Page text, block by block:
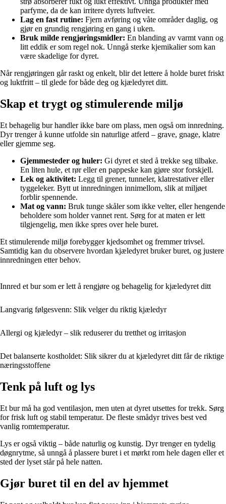
parfyme, da de kan irritere dyrets luftveier.
Lag en fast rutine: Fjern avføring og våte områder daglig, og
gjør en grundig rengjøring en gang i uken.
Bruk milde rengjøringsmidler: En blanding av varmt vann og
litt eddik er som regel nok. Unngå sterke kjemikalier som kan
være skadelige for dyret.
Når rengjøringen går raskt og enkelt, blir det lettere å holde buret friskt
og luktfritt – til glede for både deg og kjæledyret ditt.
Skap et trygt og stimulerende miljø
Et behagelig bur handler ikke bare om plass, men også om innredning.
Dyr trenger å kunne utfolde sin naturlige atferd – grave, gnage, klatre
eller gjemme seg.
Gjemmesteder og huler: Gi dyret et sted å trekke seg tilbake.
En liten hule, et rør eller en pappeske kan gjøre stor forskjell.
Lek og aktivitet: Legg til grener, tunneler, klatrestativer eller
tyggeleker. Bytt ut innredningen innimellom, slik at miljøet
forblir spennende.
Mat og vann: Bruk tunge skåler som ikke velter, eller hengende
beholdere som holder vannet rent. Sørg for at maten er lett
tilgjengelig, men ikke spres over hele buret.
Et stimulerende miljø forebygger kjedsomhet og fremmer trivsel.
Samtidig kan du observere hvordan kjæledyret bruker buret, og justere
innredningen etter behov.
Innred et bur som er lett å rengjøre og behagelig for kjæledyret ditt
Langvarig følgesvenn: Slik velger du riktig kjæledyr
Allergi og kjæledyr – slik reduserer du tretthet og irritasjon
Det balanserte kostholdet: Slik sikrer du at kjæledyret ditt får de riktige
næringsstoffene
Tenk på luft og lys
Et bur må ha god ventilasjon, men uten at dyret utsettes for trekk. Sørg
for frisk luft og stabil temperatur. De fleste smådyr trives best ved
vanlig romtemperatur.
Lys er også viktig – både naturlig og kunstig. Dyr trenger en tydelig
døgnrytme, så unngå å plassere buret i et mørkt rom hele dagen eller et
sted der lyset står på hele natten.
Gjør buret til en del av hjemmet